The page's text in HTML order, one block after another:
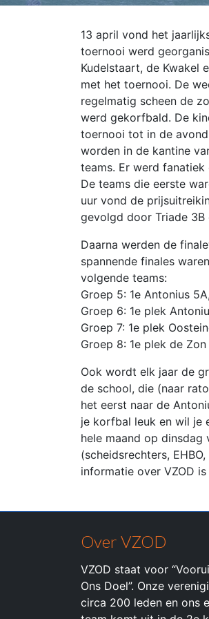
13 april vond het
toernooi werd
Kudelstaart, de Kwakel
met het toernooi. De
regelmatig scheen de
werd gekorfbald. De
toernooi tot in de
worden in de kantine
teams. Er werd
De teams die eerste
uur vond de
gevolgd door Triade 3B
Daarna werden de
spannende finales
volgende teams:
Groep 5: 1e Antonius
Groep 6: 1e plek
Groep 7: 1e plek
Groep 8: 1e plek de
Ook wordt elk jaar de
de school, die (naar
het eerst naar de
je korfbal leuk en wil je
hele maand op dinsdag
(scheidsrechters,
informatie over VZOD
Over VZOD
VZOD staat voor
Ons Doel”. Onze
circa 200 leden en ons